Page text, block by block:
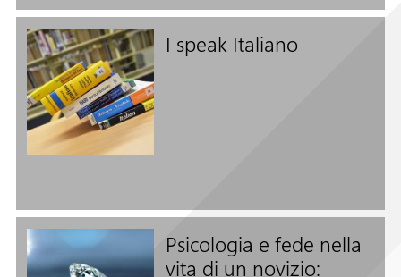
I speak Italiano
Psicologia e fede nella
vita di un novizio:
Seguici su